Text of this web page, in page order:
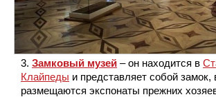
Замковый музей – он находится в
Клайпеды и представляет собой замок,
размещаются экспонаты прежних